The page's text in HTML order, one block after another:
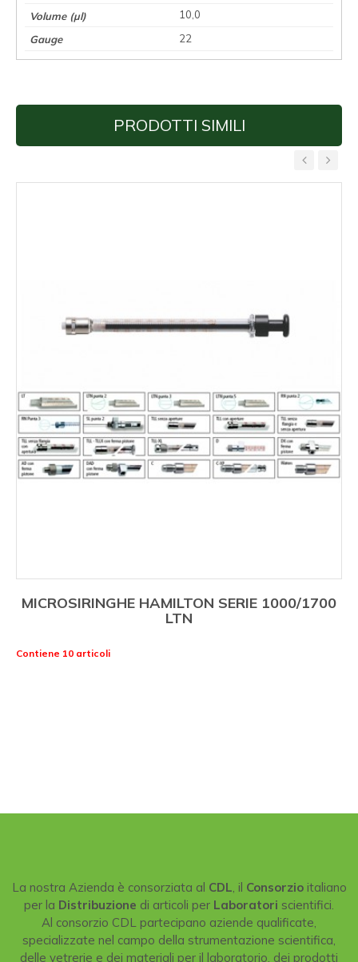
10,0
22
PRODOTTI SIMILI
MICROSIRINGHE HAMILTON SERIE 1000/1700
LTN
Contiene 10 articoli
‹ ›
La nostra Azienda è consorziata al CDL , il Consorzioitaliano
per la Distribuzione di articoli per Laboratori scientifici.
Al consorzio CDL partecipano aziende qualificate,
specializzate nel campo della strumentazione scientifica,
delle vetrerie e dei materiali per il laboratorio, dei prodotti